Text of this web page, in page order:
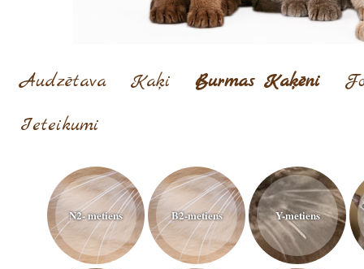
Audzētava Kaķi Burmas Kaķēni
Ieteikumi
N2- metiens B2-metiens Y-metiens